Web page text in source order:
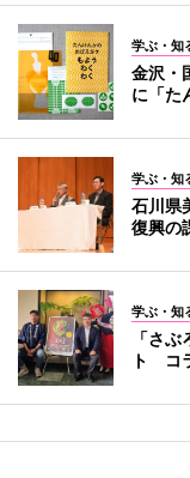
学ぶ・知
金沢・
に「た
学ぶ・知
石川県
復興の
学ぶ・知
「さ
ト コ